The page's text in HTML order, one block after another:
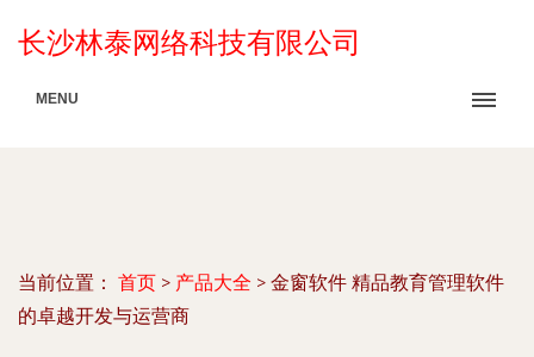
长沙林泰网络科技有限公司
MENU
当前位置： 首页 > 产品大全 > 金窗软件 精品教育管理软件
的卓越开发与运营商